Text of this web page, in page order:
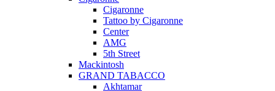
Cigaronne
Tattoo by Cigaronne
Center
AMG
5th Street
Mackintosh
GRAND TABACCO
Akhtamar